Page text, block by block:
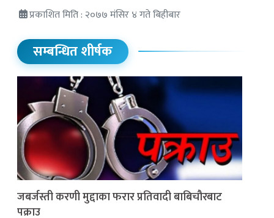
प्रकाशित मिति : २०७७ मंसिर ४ गते बिहीबार
सम्बन्धित शीर्षक
जबर्जस्ती करणी मुद्दाका फरार प्रतिवादी बाबिचौरबाट
पक्राउ